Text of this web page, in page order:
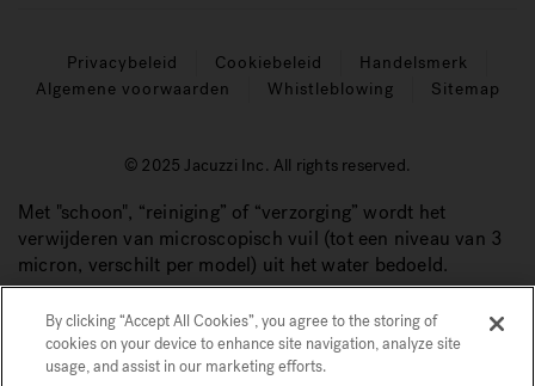
Privacybeleid Cookiebeleid
Handelsmerk
Algemene voorwaarden
Whistleblowing Sitemap
© 2025 Jacuzzi Inc. All rights reserved.
Met "schoon", “reiniging” of “verzorging” wordt het
verwijderen van microscopisch vuil (tot een niveau van 3
micron, verschilt per model) uit het water bedoeld.
By clicking “Accept All Cookies”, you agree to the storing of
cookies on your device to enhance site navigation, analyze site
usage, and assist in our marketing efforts.